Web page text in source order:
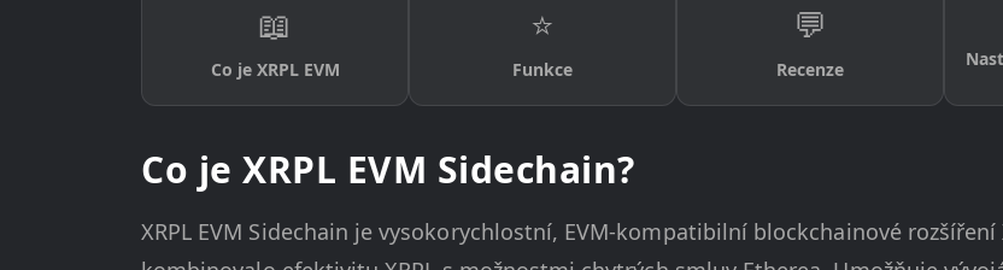
📖
Co je XRPL EVM
⭐
Funkce
💬
Recenze
Co je XRPL EVM Sidechain?
XRPL EVM Sidechain je vysokorychlostní, EVM-kompatibilní blockchainové rozšíření